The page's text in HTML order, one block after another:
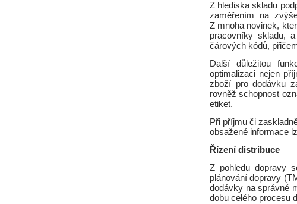
Z hlediska skladu
zaměřením na
Z mnoha novinek,
pracovníky skladu,
čárových kódů,
Další důležitou
optimalizaci nejen
zboží pro dodávku
rovněž schopnost
etiket.
Při příjmu či
obsažené informace
Řízení distribuce
Z pohledu dopravy
plánování dopravy
dodávky na správné
dobu celého procesu